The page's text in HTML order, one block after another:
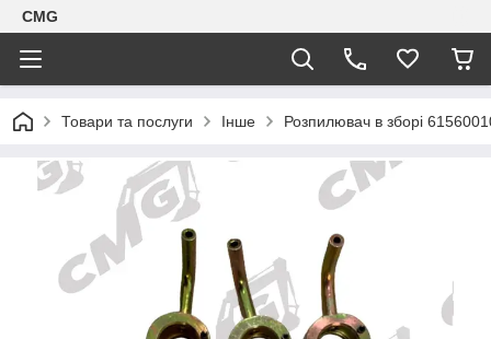
CMG
Товари та послуги Інше Розпилювач в зборі